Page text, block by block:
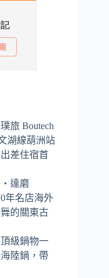
旅 Boutech
湖線葫洲站
差住宿首
‧達磨
年名店海外
的關東古
級鍋物一
陸鍋，帶